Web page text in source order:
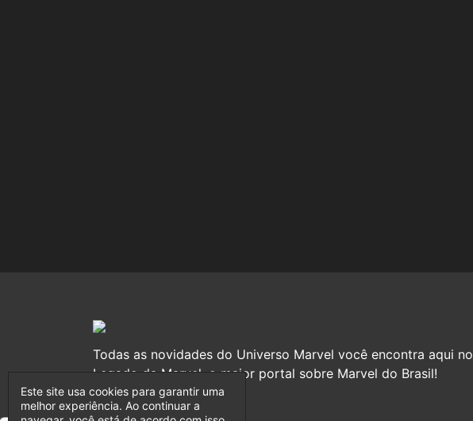
Todas as novidades do Universo Marvel você encontra aqui no
Legado da Marvel, o maior portal sobre Marvel do Brasil!
Este site usa cookies para garantir uma
melhor experiência. Ao continuar a